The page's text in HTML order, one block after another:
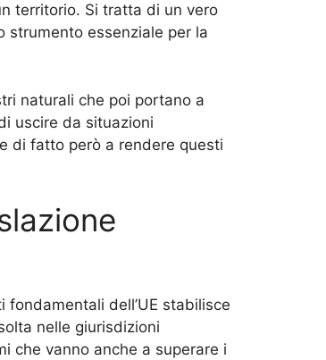
territorio. Si tratta di un vero
strumento essenziale per la
naturali che poi portano a
uscire da situazioni
di fatto però a rendere questi
dell’UE stabilisce
nelle giurisdizioni
che vanno anche a superare i